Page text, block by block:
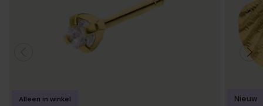
Alleen in winkel Nieuw